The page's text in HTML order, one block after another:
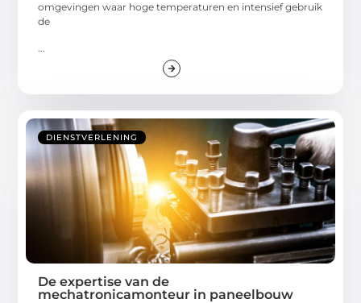
omgevingen waar hoge temperaturen en intensief gebruik
de
DIENSTVERLENING
De expertise van de
mechatronicamonteur in paneelbouw